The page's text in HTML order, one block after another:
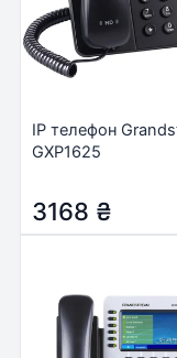
IP телефон
GXP1625
3168 ₴